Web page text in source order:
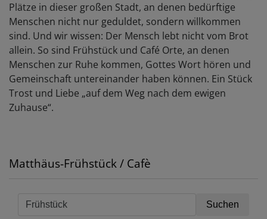
Plätze in dieser großen Stadt, an denen bedürftige
Menschen nicht nur geduldet, sondern willkommen
sind. Und wir wissen: Der Mensch lebt nicht vom Brot
allein. So sind Frühstück und Café Orte, an denen
Menschen zur Ruhe kommen, Gottes Wort hören und
Gemeinschaft untereinander haben können. Ein Stück
Trost und Liebe „auf dem Weg nach dem ewigen
Zuhause“.
Matthäus-Frühstück / Cafè